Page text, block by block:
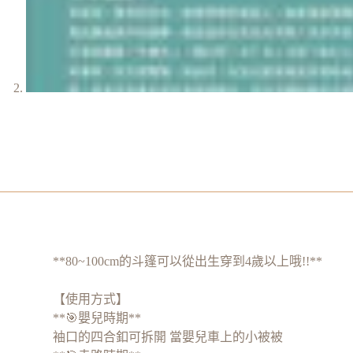
**80~100cm的斗篷可以從出生穿到4歲以上哦!!**
【使用方式】
**🎯嬰兒時期**
袖口的四合釦可拆開 當嬰兒車上的小被被